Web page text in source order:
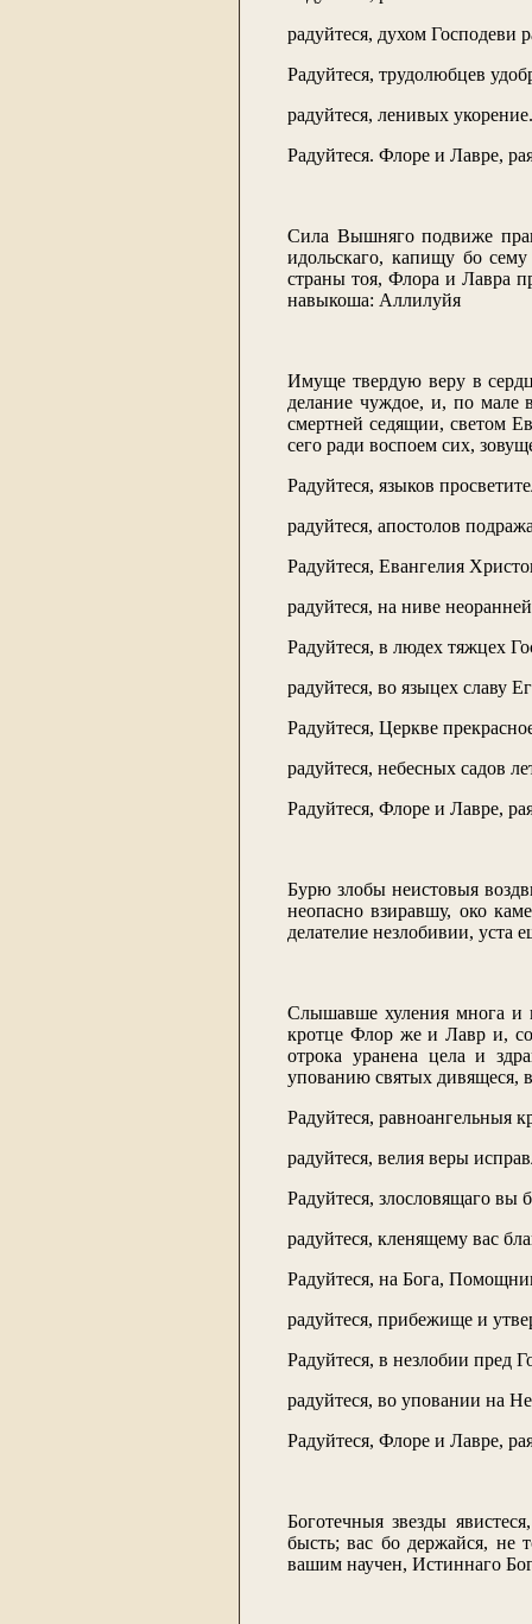
радуйтеся, духом Господеви
Радуйтеся, трудолюбцев
радуйтеся, ленивых укорение.
Радуйтеся. Флоре и Лавре,
Сила Вышняго подвиже
идольскаго, капищу бо
страны тоя, Флора и Лавра
навыкоша: Аллилуйя
Имуще твердую веру в
делание чуждое, и, по мале
смертней седящии, светом
сего ради воспоем сих,
Радуйтеся, языков
радуйтеся, апостолов
Радуйтеся, Евангелия
радуйтеся, на ниве
Радуйтеся, в людех тяжцех
радуйтеся, во языцех славу
Радуйтеся, Церкве
радуйтеся, небесных садов
Радуйтеся, Флоре и Лавре,
Бурю злобы неистовыя
неопасно взиравшу, око
делателие незлобивии, уста
Слышавше хуления многа и
кротце Флор же и Лавр и,
отрока уранена цела и
упованию святых дивящеся,
Радуйтеся, равноангельныя
радуйтеся, велия веры
Радуйтеся, злословящаго вы
радуйтеся, кленящему вас
Радуйтеся, на Бога,
радуйтеся, прибежище и
Радуйтеся, в незлобии пред
радуйтеся, во уповании на
Радуйтеся, Флоре и Лавре,
Боготечныя звезды
бысть; вас бо держайся, не
вашим научен, Истиннаго